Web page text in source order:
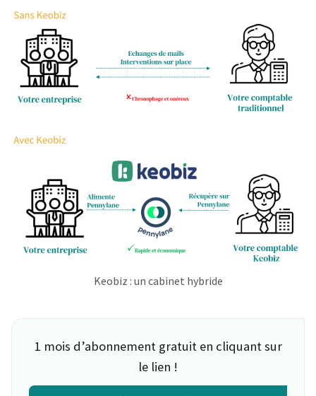
Keobiz : un cabinet hybride
1 mois d’abonnement gratuit en cliquant sur
le lien !